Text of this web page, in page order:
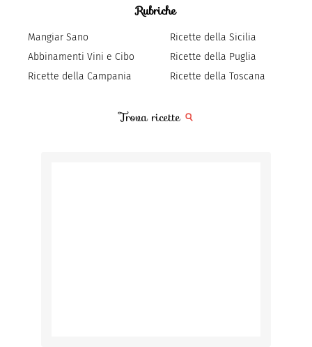
Rubriche
Mangiar Sano
Abbinamenti Vini e Cibo
Ricette della Campania
Ricette della Sicilia
Ricette della Puglia
Ricette della Toscana
Trova ricette